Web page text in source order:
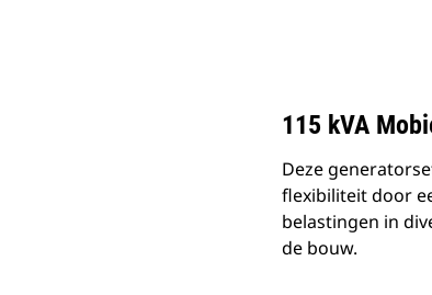
115 kVA
Deze
flexibiliteit door
belastingen in
de bouw.